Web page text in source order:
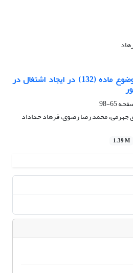
تأثیر معافیت‌های مالیاتی موضوع ماده (132) در ایجاد اشتغال در
65-98
محمد رضا رضوی، فرهاد خداداد
1.39 M